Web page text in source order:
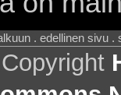
. edellinen sivu .